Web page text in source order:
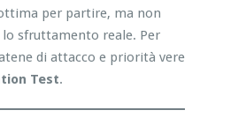
per partire, ma non
sfruttamento reale. Per
di attacco e priorità vere
Test.